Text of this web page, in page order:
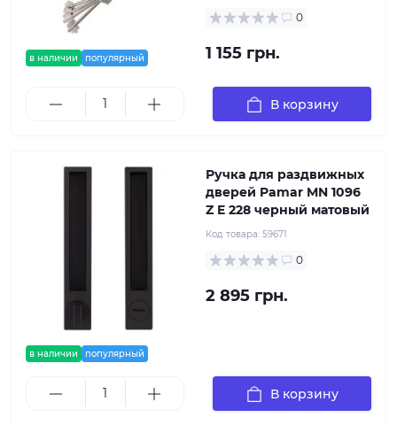
в наличии популярный
0
1 155 грн.
В корзину
в наличии популярный
Ручка для раздвижных
дверей Pamar MN 1096
Z E 228 черный матовый
Код товара: 59671
0
2 895 грн.
В корзину